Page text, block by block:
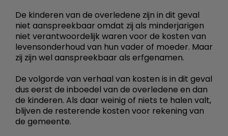
De kinderen van de overledene zijn in dit geval
niet aanspreekbaar omdat zij als minderjarigen
niet verantwoordelijk waren voor de kosten van
levensonderhoud van hun vader of moeder. Maar
zij zijn wel aanspreekbaar als erfgenamen.
De volgorde van verhaal van kosten is in dit geval
dus eerst de inboedel van de overledene en dan
de kinderen. Als daar weinig of niets te halen valt,
blijven de resterende kosten voor rekening van
de gemeente.